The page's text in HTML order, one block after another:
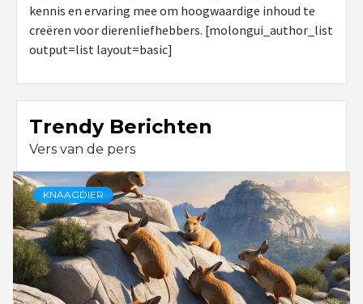
kennis en ervaring mee om hoogwaardige inhoud te
creëren voor dierenliefhebbers. [molongui_author_list
output=list layout=basic]
Trendy Berichten
Vers van de pers
KNAAGDIER